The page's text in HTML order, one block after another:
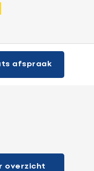
afspraak
overzicht